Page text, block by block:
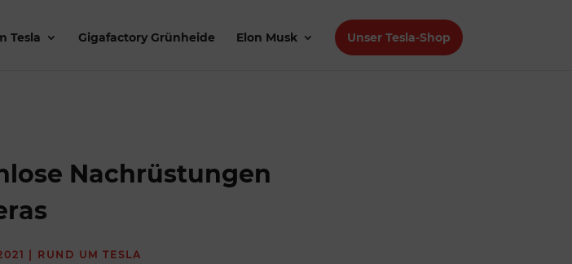
Tesla Gigafactory Grünheide Elon Musk Unser Tesla-Shop
Nachrüstungen
| RUND UM TESLA